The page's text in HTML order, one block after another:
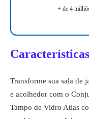
+ de 4
Transforme sua sala de
e acolhedor com o
Tampo de Vidro Atlas